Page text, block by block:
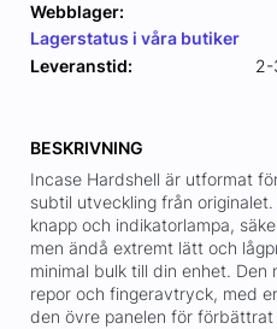
Webblager:
Lagerstatus i våra butiker
Leveranstid:
2-
BESKRIVNING
Incase Hardshell är utformat
subtil utveckling från
knapp och indikatorlampa,
men ändå extremt lätt och
minimal bulk till din enhet.
repor och fingeravtryck, med
den övre panelen för förbättrat